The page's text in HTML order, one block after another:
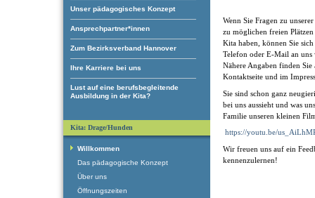
Unser pädagogisches Konzept
Ansprechpartner*innen
Zum Bezirksverband Hannover
Ihre Karriere bei uns
Lust auf eine berufsbegleitende
Ausbildung in der Kita?
Wenn Sie Fragen zu
zu möglichen freien
Kita haben, können Sie
Telefon oder E-Mail an uns
Nähere Angaben finden Sie
Kontaktseite und im
Sie sind schon ganz
bei uns aussieht und was
Familie unseren kleinen
https://youtu.be/
Wir freuen uns auf ein
kennenzulernen!
Kita: Drage/Hunden
Willkommen
Das pädagogische Konzept
Über uns
Öffnungszeiten